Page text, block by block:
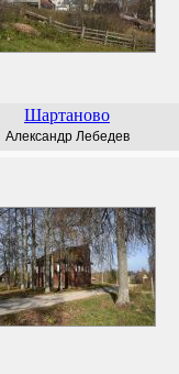
Шартаново
Александр Лебедев